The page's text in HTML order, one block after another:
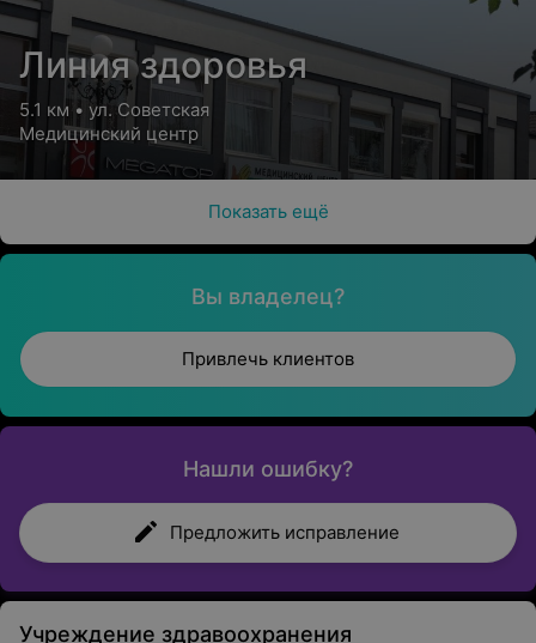
Линия здоровья
5.1 км • ул. Советская
Медицинский центр
Показать ещё
Вы владелец?
Привлечь клиентов
Нашли ошибку?
Предложить исправление
Учреждение здравоохранения